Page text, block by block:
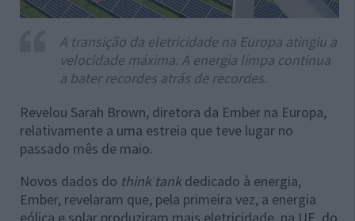
A transição da eletricidade na Europa atingiu a
velocidade máxima. A energia limpa continua
a bater recordes atrás de recordes.
Revelou Sarah Brown, diretora da Ember na Europa,
relativamente a uma estreia que teve lugar no
passado mês de maio.
Novos dados do think tankdedicado à energia,
Ember, revelaram que, pela primeira vez, a energia